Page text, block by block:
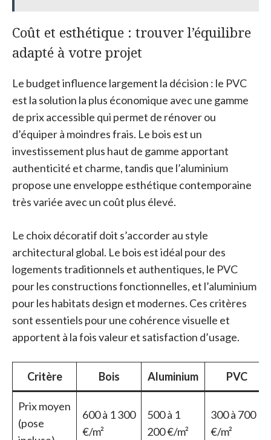
Coût et esthétique : trouver l’équilibre
adapté à votre projet
Le budget influence largement la décision : le PVC
est la solution la plus économique avec une gamme
de prix accessible qui permet de rénover ou
d’équiper à moindres frais. Le bois est un
investissement plus haut de gamme apportant
authenticité et charme, tandis que l’aluminium
propose une enveloppe esthétique contemporaine
très variée avec un coût plus élevé.
Le choix décoratif doit s’accorder au style
architectural global. Le bois est idéal pour des
logements traditionnels et authentiques, le PVC
pour les constructions fonctionnelles, et l’aluminium
pour les habitats design et modernes. Ces critères
sont essentiels pour une cohérence visuelle et
apportent à la fois valeur et satisfaction d’usage.
Critère Bois Aluminium PVC
Prix moyen
(pose
600 à 1 300
€/m²
500 à 1
200 €/m²
300 à 700
€/m²